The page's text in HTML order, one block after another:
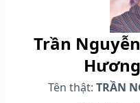
Trần
Hương
Tên thật: TRẦN